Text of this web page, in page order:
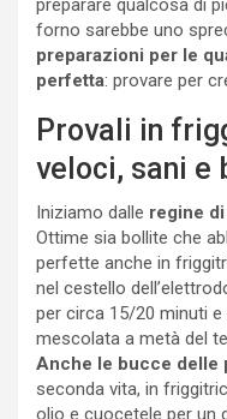
preparare qualcosa di
forno sarebbe uno
preparazioni per le
perfetta: provare per
Provali in
veloci, sani e
Iniziamo dalle regine
Ottime sia bollite che
perfette anche in
nel cestello
per circa 15/20 minuti
mescolata a metà del
Anche le bucce delle
seconda vita, in
olio e cuocetele per un